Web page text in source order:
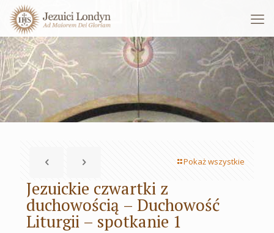
Pokaż wszystkie
Jezuickie czwartki z
duchowością – Duchowość
Liturgii – spotkanie 1